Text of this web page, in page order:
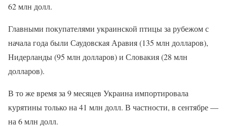
62 млн долл.
Главными покупателями украинской птицы за рубежом с
начала года были Саудовская Аравия (135 млн долларов),
Нидерланды (95 млн долларов) и Словакия (28 млн
долларов).
В то же время за 9 месяцев Украина импортировала
курятины только на 41 млн долл. В частности, в сентябре —
на 6 млн долл.